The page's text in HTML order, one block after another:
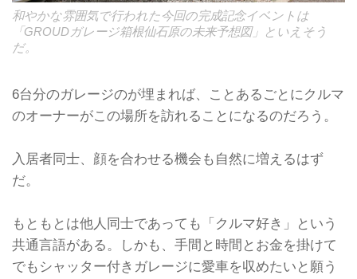
和やかな雰囲気で行われた今回の完成記念イベントは
「GROUDガレージ箱根仙石原の未来予想図」といえそう
だ。
6台分のガレージのが埋まれば、ことあるごとにクルマ
のオーナーがこの場所を訪れることになるのだろう。
入居者同士、顔を合わせる機会も自然に増えるはず
だ。
もともとは他人同士であっても「クルマ好き」という
共通言語がある。しかも、手間と時間とお金を掛けて
でもシャッター付きガレージに愛車を収めたいと願う